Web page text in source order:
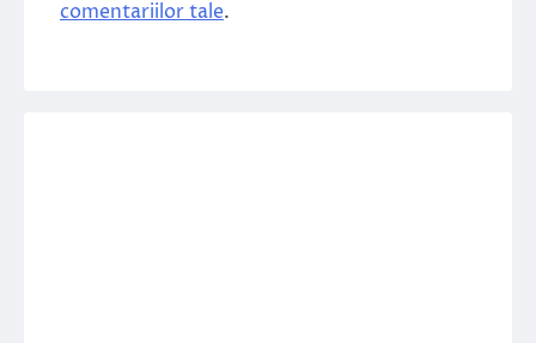
comentariilor tale.